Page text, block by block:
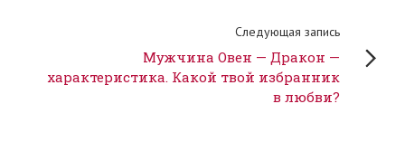
Следующая запись
Мужчина Овен — Дракон —
характеристика. Какой твой избранник
в любви?